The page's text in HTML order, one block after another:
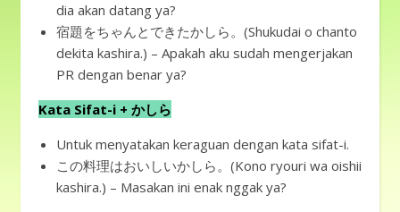
dia akan datang ya?
宿題をちゃんとできたかしら。(Shukudai o chanto
dekita kashira.) – Apakah aku sudah mengerjakan
PR dengan benar ya?
Kata Sifat-i + かしら
Untuk menyatakan keraguan dengan kata sifat-i.
この料理はおいしいかしら。(Kono ryouri wa oishii
kashira.) – Masakan ini enak nggak ya?